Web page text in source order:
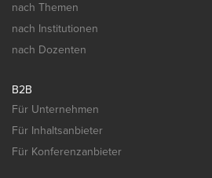
nach Themen
nach Institutionen
nach Dozenten
B2B
Für Unternehmen
Für Inhaltsanbieter
Für Konferenzanbieter